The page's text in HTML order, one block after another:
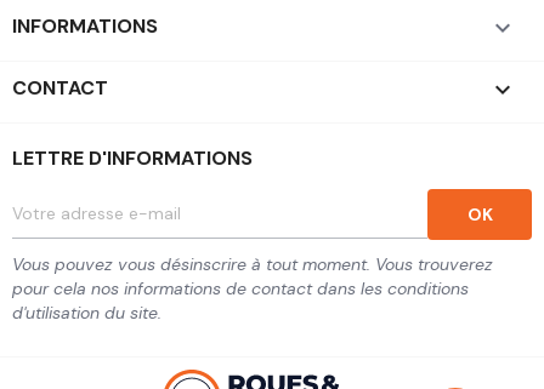
INFORMATIONS 
CONTACT keyboard_arrow_down
LETTRE D'INFORMATIONS
Vous pouvez vous désinscrire à tout moment. Vous trouverez
pour cela nos informations de contact dans les conditions
d'utilisation du site.